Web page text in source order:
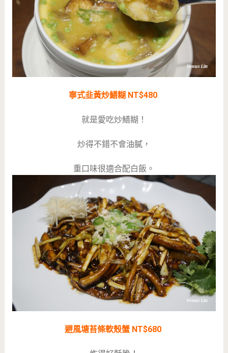
寧式韭黃炒鱔糊 NT$480
就是愛吃炒鱔糊！
炒得不錯不會油膩，
重口味很適合配白飯。
避風塘苔條軟殼蟹 NT$680